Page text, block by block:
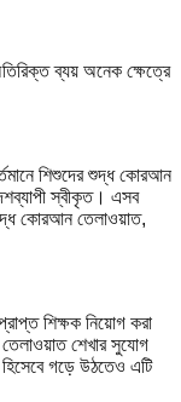
ব্যয় অনেক ক্ষেত্রে
শিশুদের শুদ্ধ কোরআন
স্বীকৃত। এসব
কোরআন তেলাওয়াত,
শিক্ষক নিয়োগ করা
তেলাওয়াত শেখার সুযোগ
গড়ে উঠতেও এটি